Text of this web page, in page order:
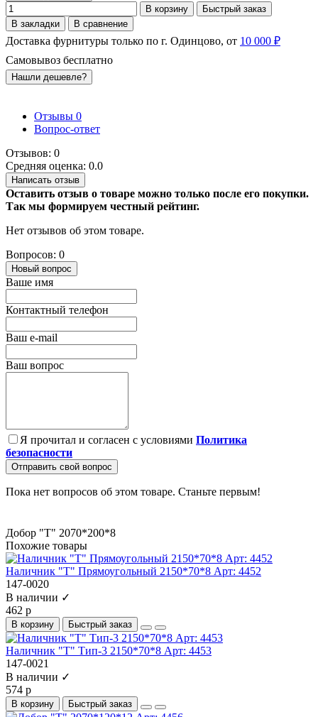
В корзину
Быстрый заказ
В закладки
В сравнение
Доставка фурнитуры только по г. Одинцово, от 10 000 ₽
Самовывоз бесплатно
Нашли дешевле?
Отзывы 0
Вопрос-ответ
Отзывов: 0
Средняя оценка: 0.0
Написать отзыв
Оставить отзыв о товаре можно только после его покупки.
Так мы формируем честный рейтинг.
Нет отзывов об этом товаре.
Вопросов: 0
Новый вопрос
Ваше имя
Контактный телефон
Ваш e-mail
Ваш вопрос
Я прочитал и согласен с условиями Политика
безопасности
Отправить свой вопрос
Пока нет вопросов об этом товаре. Станьте первым!
Добор "Т" 2070*200*8
Похожие товары
Наличник "Т" Прямоугольный 2150*70*8 Арт: 4452
147-0020
В наличии ✓
462 р
В корзину Быстрый заказ
Наличник "Т" Тип-3 2150*70*8 Арт: 4453
147-0021
В наличии ✓
574 р
В корзину Быстрый заказ